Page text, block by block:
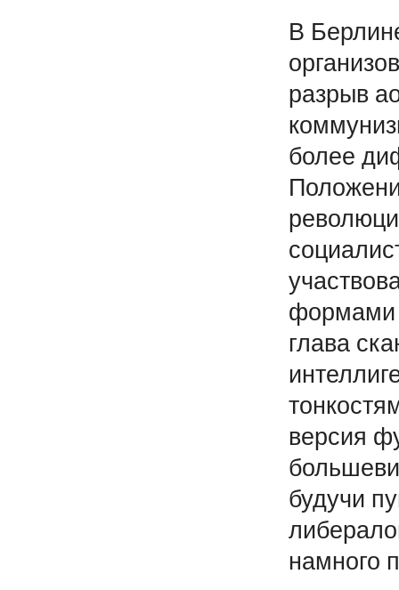
В
разрыв
более
формами
глава
версия
будучи
намного